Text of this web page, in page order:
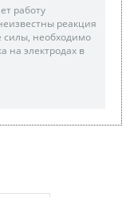
работу
реакция
силы, необходимо
на электродах в